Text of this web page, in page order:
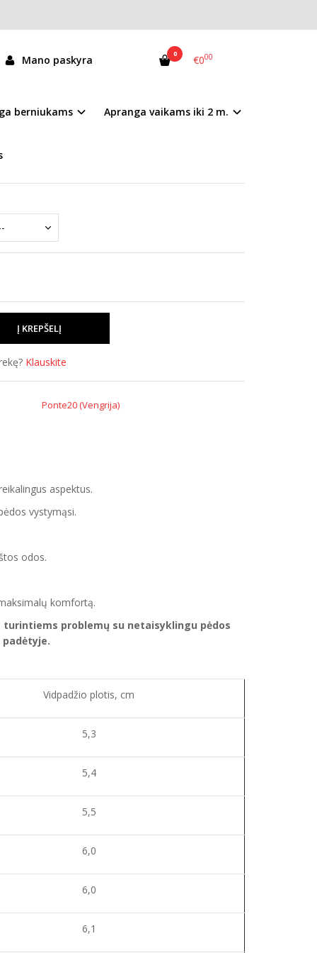
Mano paskyra 0 €000
berniukams Apranga vaikams iki 2 m.
6-1692A
Klauskite
Ponte20 (Vengrija)
aspektus.
vystymąsi.
odos.
komfortą.
problemų su netaisyklingu pėdos
Vidpadžio plotis, cm
5,3
5,4
5,5
6,0
6,0
6,1